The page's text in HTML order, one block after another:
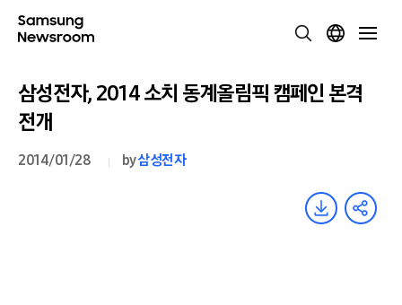
삼성전자, 2014 소치 동계올림픽 캠페인 본격
전개
2014/01/28 by삼성전자